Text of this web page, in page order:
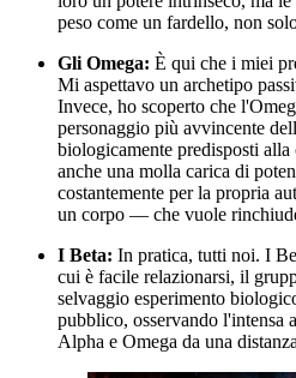
peso come un fardello, non
Gli Omega: È qui che i miei
Mi aspettavo un archetipo
Invece, ho scoperto che
personaggio più avvincente
biologicamente predisposti alla
anche una molla carica di
costantemente per la propria
un corpo — che vuole
I Beta: In pratica, tutti noi. I
cui è facile relazionarsi, il
selvaggio esperimento
pubblico, osservando l'intensa
Alpha e Omega da una